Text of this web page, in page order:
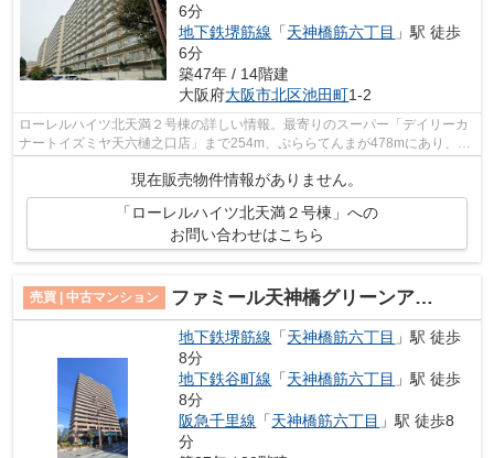
6分
地下鉄堺筋線 「天神橋筋六丁目 」駅 徒歩
6分
築47年 / 14階建
大阪府大阪市北区池田町1-2
ローレルハイツ北天満２号棟の詳しい情報。最寄りのスーパー「デイリーカ
ナートイズミヤ天六樋之口店」まで254m、ぷららてんまが478mにあり、い
つでも買物しやすいのがポイント。周辺...
現在販売物件情報がありません。
「ローレルハイツ北天満２号棟」への
お問い合わせはこちら
売買 | 中古マンション ファミール天神橋グリーンアベニュー
地下鉄堺筋線 「天神橋筋六丁目 」駅 徒歩
8分
地下鉄谷町線 「天神橋筋六丁目 」駅 徒歩
8分
阪急千里線 「天神橋筋六丁目 」駅 徒歩8
分